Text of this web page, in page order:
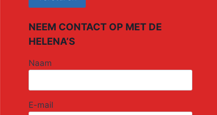
NEEM CONTACT OP MET DE
HELENA’S
Naam
E-mail